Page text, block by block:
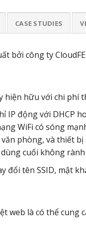
CASE STUDIES
bởi công ty
hiện hữu với chi phí
IP động với DHCP
WiFi có sóng
phòng, và thiết
cuối không
tên SSID, mật
web là có thể cung